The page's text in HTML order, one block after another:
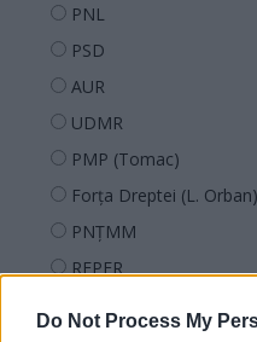
Do Not Process My
PNL
PSD
AUR
UDMR
PMP (Tomac)
Forța Dreptei (L. Orban)
PNȚMM
REPER